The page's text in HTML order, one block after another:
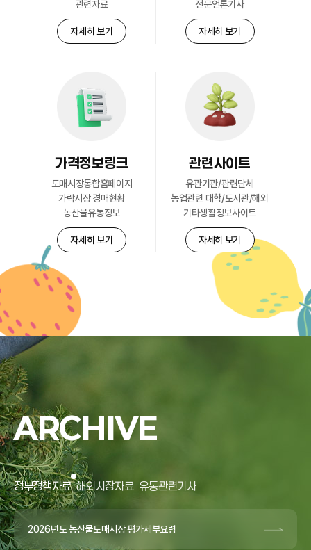
관련자료
자세히 보기
전문언론기사
자세히 보기
가격정보링크
도매시장통합홈페이지
가락시장 경매현황
농산물유통정보
자세히 보기
관련사이트
유관기관/관련단체
농업관련 대학/도서관/해외
기타생활정보사이트
자세히 보기
ARCHIVE
정부정책자료 해외시장자료 유통관련기사
2026년도 농산물도매시장 평가세부요령